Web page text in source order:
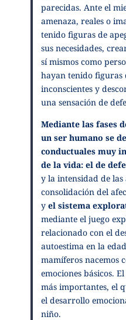
parecidas. Ante el
amenaza, reales o
tenido figuras de
sus necesidades,
sí mismos como
hayan tenido figuras
inconscientes y
una sensación de
Mediante las fases
un ser humano se
conductuales muy
de la vida: el de
y la intensidad de las
consolidación del
y el sistema
mediante el juego
relacionado con el
autoestima en la
mamíferos nacemos
emociones básicos.
más importantes, el
el desarrollo
niño.